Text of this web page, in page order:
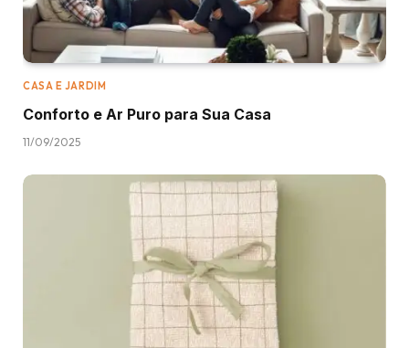
CASA E JARDIM
Conforto e Ar Puro para Sua Casa
11/09/2025